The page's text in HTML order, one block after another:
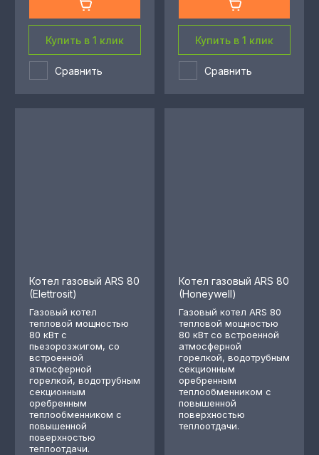
Купить в 1 клик
Сравнить
Купить в 1 клик
Сравнить
Котел газовый ARS 80
(Elettrosit)
Газовый котел
тепловой мощностью
80 кВт с
пьезорозжигом, со
встроенной
атмосферной
горелкой, водотрубным
секционным
оребренным
теплообменником с
повышенной
поверхностью
теплоотдачи.
Котел газовый ARS 80
(Honeywell)
Газовый котел ARS 80
тепловой мощностью
80 кВт со встроенной
атмосферной
горелкой, водотрубным
секционным
оребренным
теплообменником с
повышенной
поверхностью
теплоотдачи.